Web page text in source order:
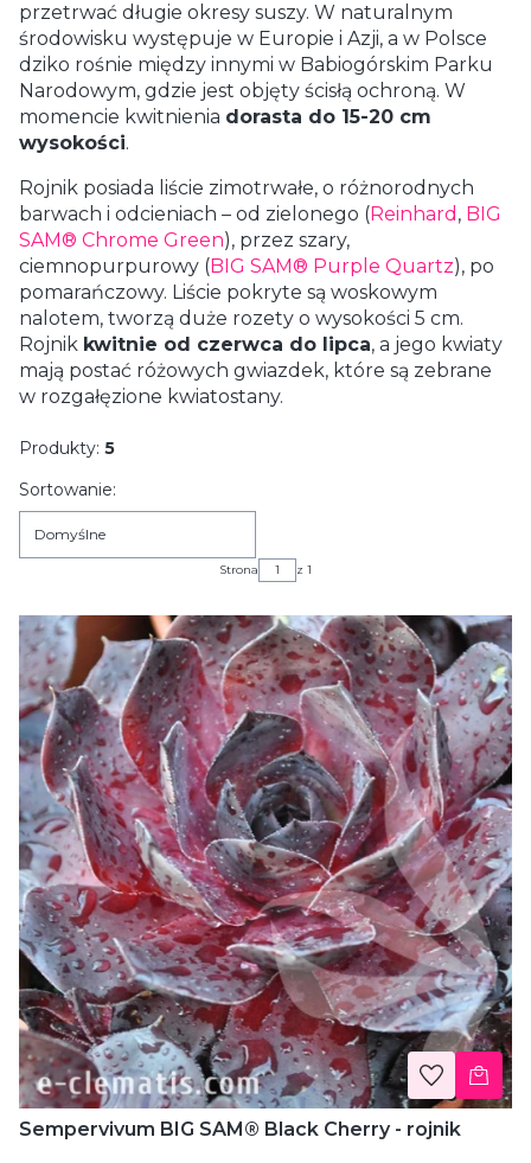
przetrwać długie okresy suszy. W naturalnym
środowisku występuje w Europie i Azji, a w Polsce
dziko rośnie między innymi w Babiogórskim Parku
Narodowym, gdzie jest objęty ścisłą ochroną. W
momencie kwitnienia dorasta do 15-20 cm
wysokości.
Rojnik posiada liście zimotrwałe, o różnorodnych
barwach i odcieniach – od zielonego (Reinhard , BIG
SAM® Chrome Green), przez szary,
ciemnopurpurowy (BIG SAM® Purple Quartz), po
pomarańczowy. Liście pokryte są woskowym
nalotem, tworzą duże rozety o wysokości 5 cm.
Rojnik kwitnie od czerwca do lipca, a jego kwiaty
mają postać różowych gwiazdek, które są zebrane
w rozgałęzione kwiatostany.
Produkty: 5
Lista produktów
Sortowanie:
Domyślne
Strona z 1
Sempervivum BIG SAM® Black Cherry - rojnik